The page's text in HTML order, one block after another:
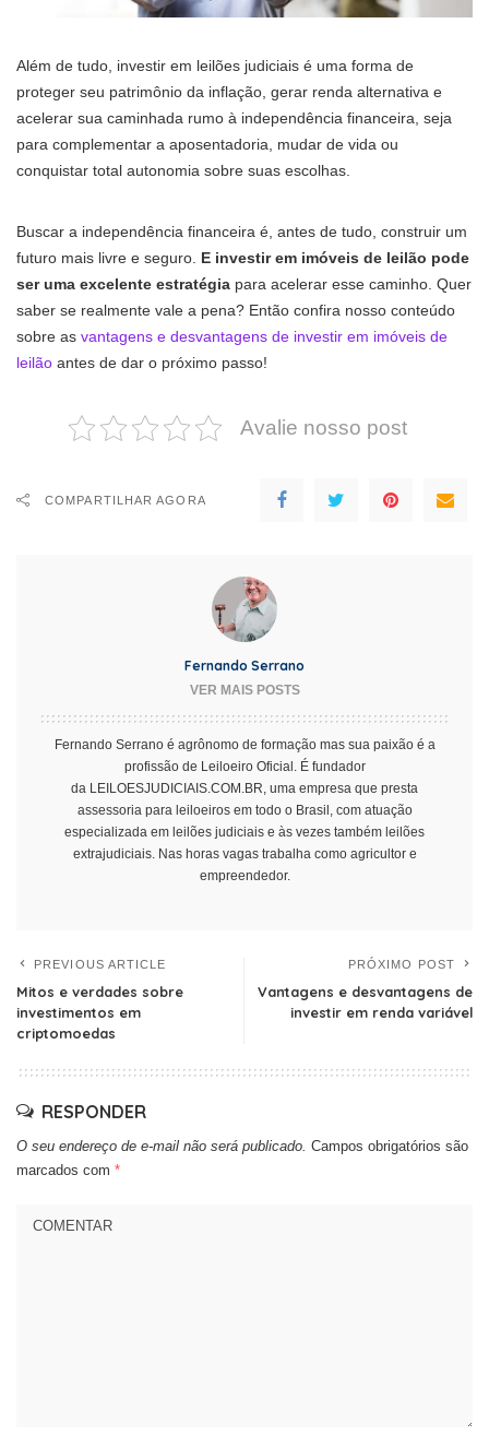
Além de tudo, investir em leilões judiciais é uma forma de
proteger seu patrimônio da inflação, gerar renda alternativa e
acelerar sua caminhada rumo à independência financeira, seja
para complementar a aposentadoria, mudar de vida ou
conquistar total autonomia sobre suas escolhas.
Buscar a independência financeira é, antes de tudo, construir um
futuro mais livre e seguro. E investir em imóveis de leilão pode
ser uma excelente estratégia para acelerar esse caminho. Quer
saber se realmente vale a pena? Então confira nosso conteúdo
sobre as vantagens e desvantagens de investir em imóveis de
leilão antes de dar o próximo passo!
Avalie nosso post
COMPARTILHAR AGORA
Fernando Serrano
VER MAIS POSTS
Fernando Serrano é agrônomo de formação mas sua paixão é a
profissão de Leiloeiro Oficial. É fundador
da LEILOESJUDICIAIS.COM.BR , uma empresa que presta
assessoria para leiloeiros em todo o Brasil, com atuação
especializada em leilões judiciais e às vezes também leilões
extrajudiciais. Nas horas vagas trabalha como agricultor e
empreendedor.
PREVIOUS ARTICLE
Mitos e verdades sobre
investimentos em
criptomoedas
PRÓXIMO POST
Vantagens e desvantagens de
investir em renda variável
RESPONDER
O seu endereço de e-mail não será publicado. Campos obrigatórios são
marcados com *